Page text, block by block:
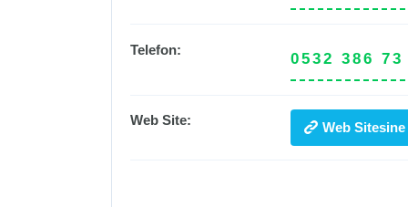
Telefon:
0532 386 73
Web Site: Web